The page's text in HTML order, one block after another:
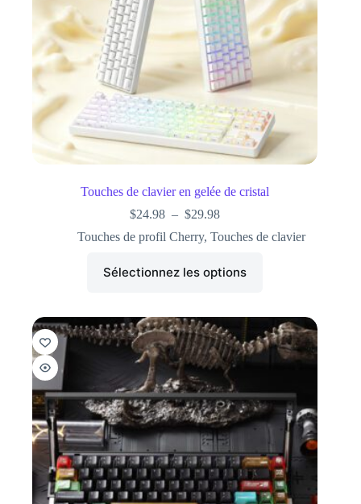
Touches de clavier en gelée de cristal
$24.98 – $29.98
Touches de profil Cherry, Touches de clavier
Sélectionnez les options